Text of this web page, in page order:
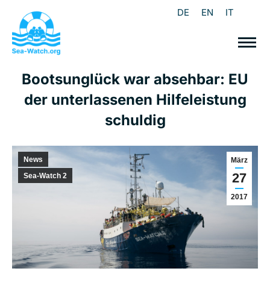
DE EN IT
Bootsunglück war absehbar: EU
der unterlassenen Hilfeleistung
schuldig
März
27
2017
News
Sea-Watch 2